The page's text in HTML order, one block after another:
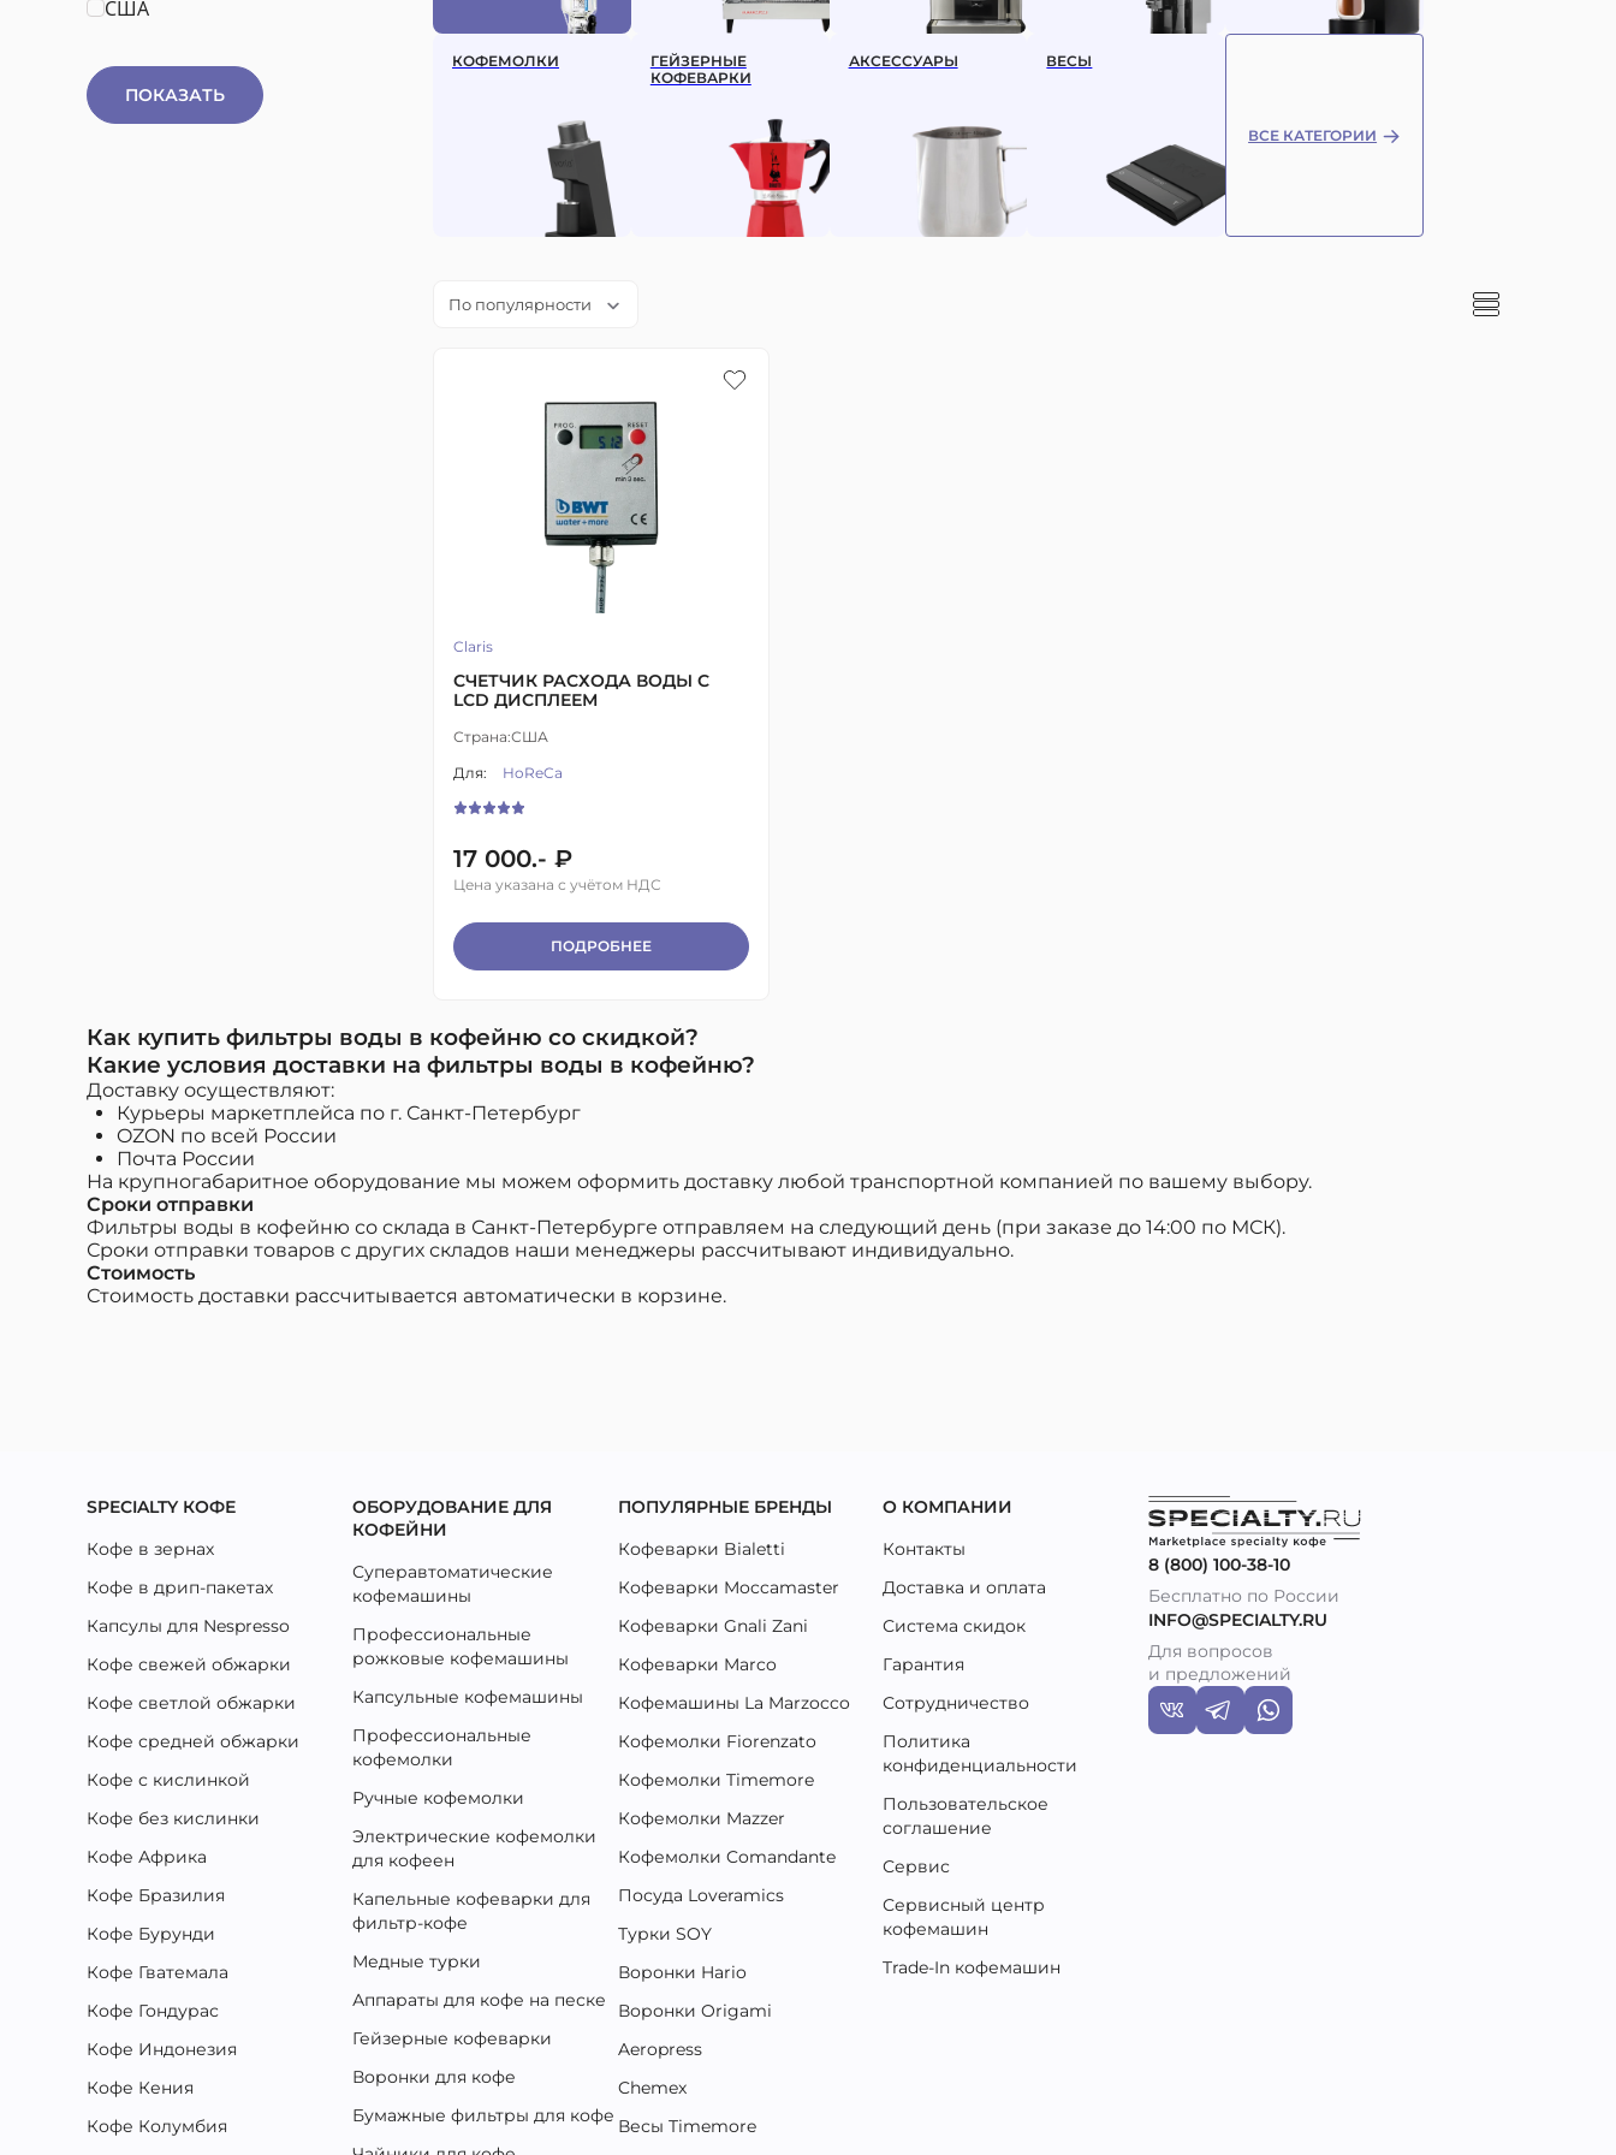
Эфиопия
ПО ОБЖАРКЕ
Средняя обжарка (эспрессо)
США
ПОКАЗАТЬ
КОФЕМОЛКИ
ГЕЙЗЕРНЫЕ
КОФЕВАРКИ
АКСЕССУАРЫ ВЕСЫ
ВСЕ КАТЕГОРИИ
По популярности
Claris
СЧЕТЧИК РАСХОДА ВОДЫ С
LCD ДИСПЛЕЕМ
Страна:США
Для:
HoReCa
17 000.- ₽
Цена указана с учётом НДС
ПОДРОБНЕЕ
Как купить фильтры воды в кофейню со скидкой?
Какие условия доставки на фильтры воды в кофейню?
Доставку осуществляют:
Курьеры маркетплейса по г. Санкт-Петербург
OZON по всей России
Почта России
На крупногабаритное оборудование мы можем оформить доставку любой транспортной компанией по вашему выбору.
Сроки отправки
Фильтры воды в кофейню со склада в Санкт-Петербурге отправляем на следующий день (при заказе до 14:00 по МСК).
Сроки отправки товаров с других складов наши менеджеры рассчитывают индивидуально.
Стоимость
Стоимость доставки рассчитывается автоматически в корзине.
SPECIALTY КОФЕ
Кофе в зернах
Кофе в дрип-пакетах
Капсулы для Nespresso
Кофе свежей обжарки
Кофе светлой обжарки
Кофе средней обжарки
Кофе с кислинкой
Кофе без кислинки
Кофе Африка
Кофе Бразилия
Кофе Бурунди
Кофе Гватемала
Кофе Гондурас
Кофе Индонезия
Кофе Кения
Кофе Колумбия
ОБОРУДОВАНИЕ ДЛЯ
КОФЕЙНИ
Суперавтоматические
кофемашины
Профессиональные
рожковые кофемашины
Капсульные кофемашины
Профессиональные
кофемолки
Ручные кофемолки
Электрические кофемолки
для кофеен
Капельные кофеварки для
фильтр-кофе
Медные турки
Аппараты для кофе на песке
Гейзерные кофеварки
Воронки для кофе
Бумажные фильтры для кофе
ПОПУЛЯРНЫЕ БРЕНДЫ
Кофеварки Bialetti
Кофеварки Moccamaster
Кофеварки Gnali Zani
Кофеварки Marco
Кофемашины La Marzocco
Кофемолки Fiorenzato
Кофемолки Timemore
Кофемолки Mazzer
Кофемолки Comandante
Посуда Loveramics
Турки SOY
Воронки Hario
Воронки Origami
Aeropress
Chemex
Весы Timemore
О КОМПАНИИ
Контакты
Доставка и оплата
Система скидок
Гарантия
Сотрудничество
Политика
конфиденциальности
Пользовательское
соглашение
Сервис
Сервисный центр
кофемашин
Trade-In кофемашин
8 (800) 100-38-10
Бесплатно по России
INFO@SPECIALTY.RU
Для вопросов
и предложений